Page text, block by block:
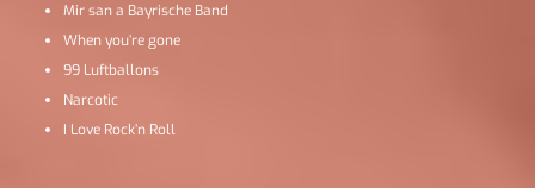
Mir san a Bayrische Band
When you’re gone
99 Luftballons
Narcotic
I Love Rock’n Roll